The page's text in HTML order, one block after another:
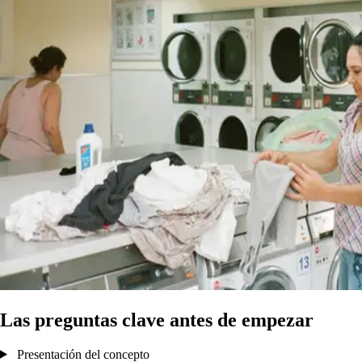
Las preguntas clave antes de empezar
Presentación del concepto